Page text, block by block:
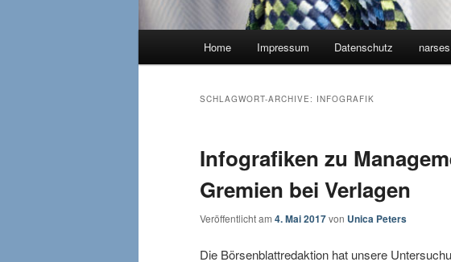
Home Impressum Datenschutz
SCHLAGWORT-ARCHIVE: INFOGRAFIK
Infografiken zu
Gremien bei Verlagen
Veröffentlicht am 4. Mai 2017von Unica Peters
Die Börsenblattredaktion hat unsere